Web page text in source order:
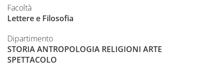
Facoltà
Lettere e Filosofia
Dipartimento
STORIA ANTROPOLOGIA RELIGIONI ARTE
SPETTACOLO